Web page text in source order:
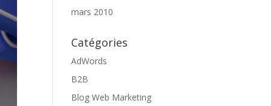
mars 2010
Catégories
AdWords
B2B
Blog Web Marketing